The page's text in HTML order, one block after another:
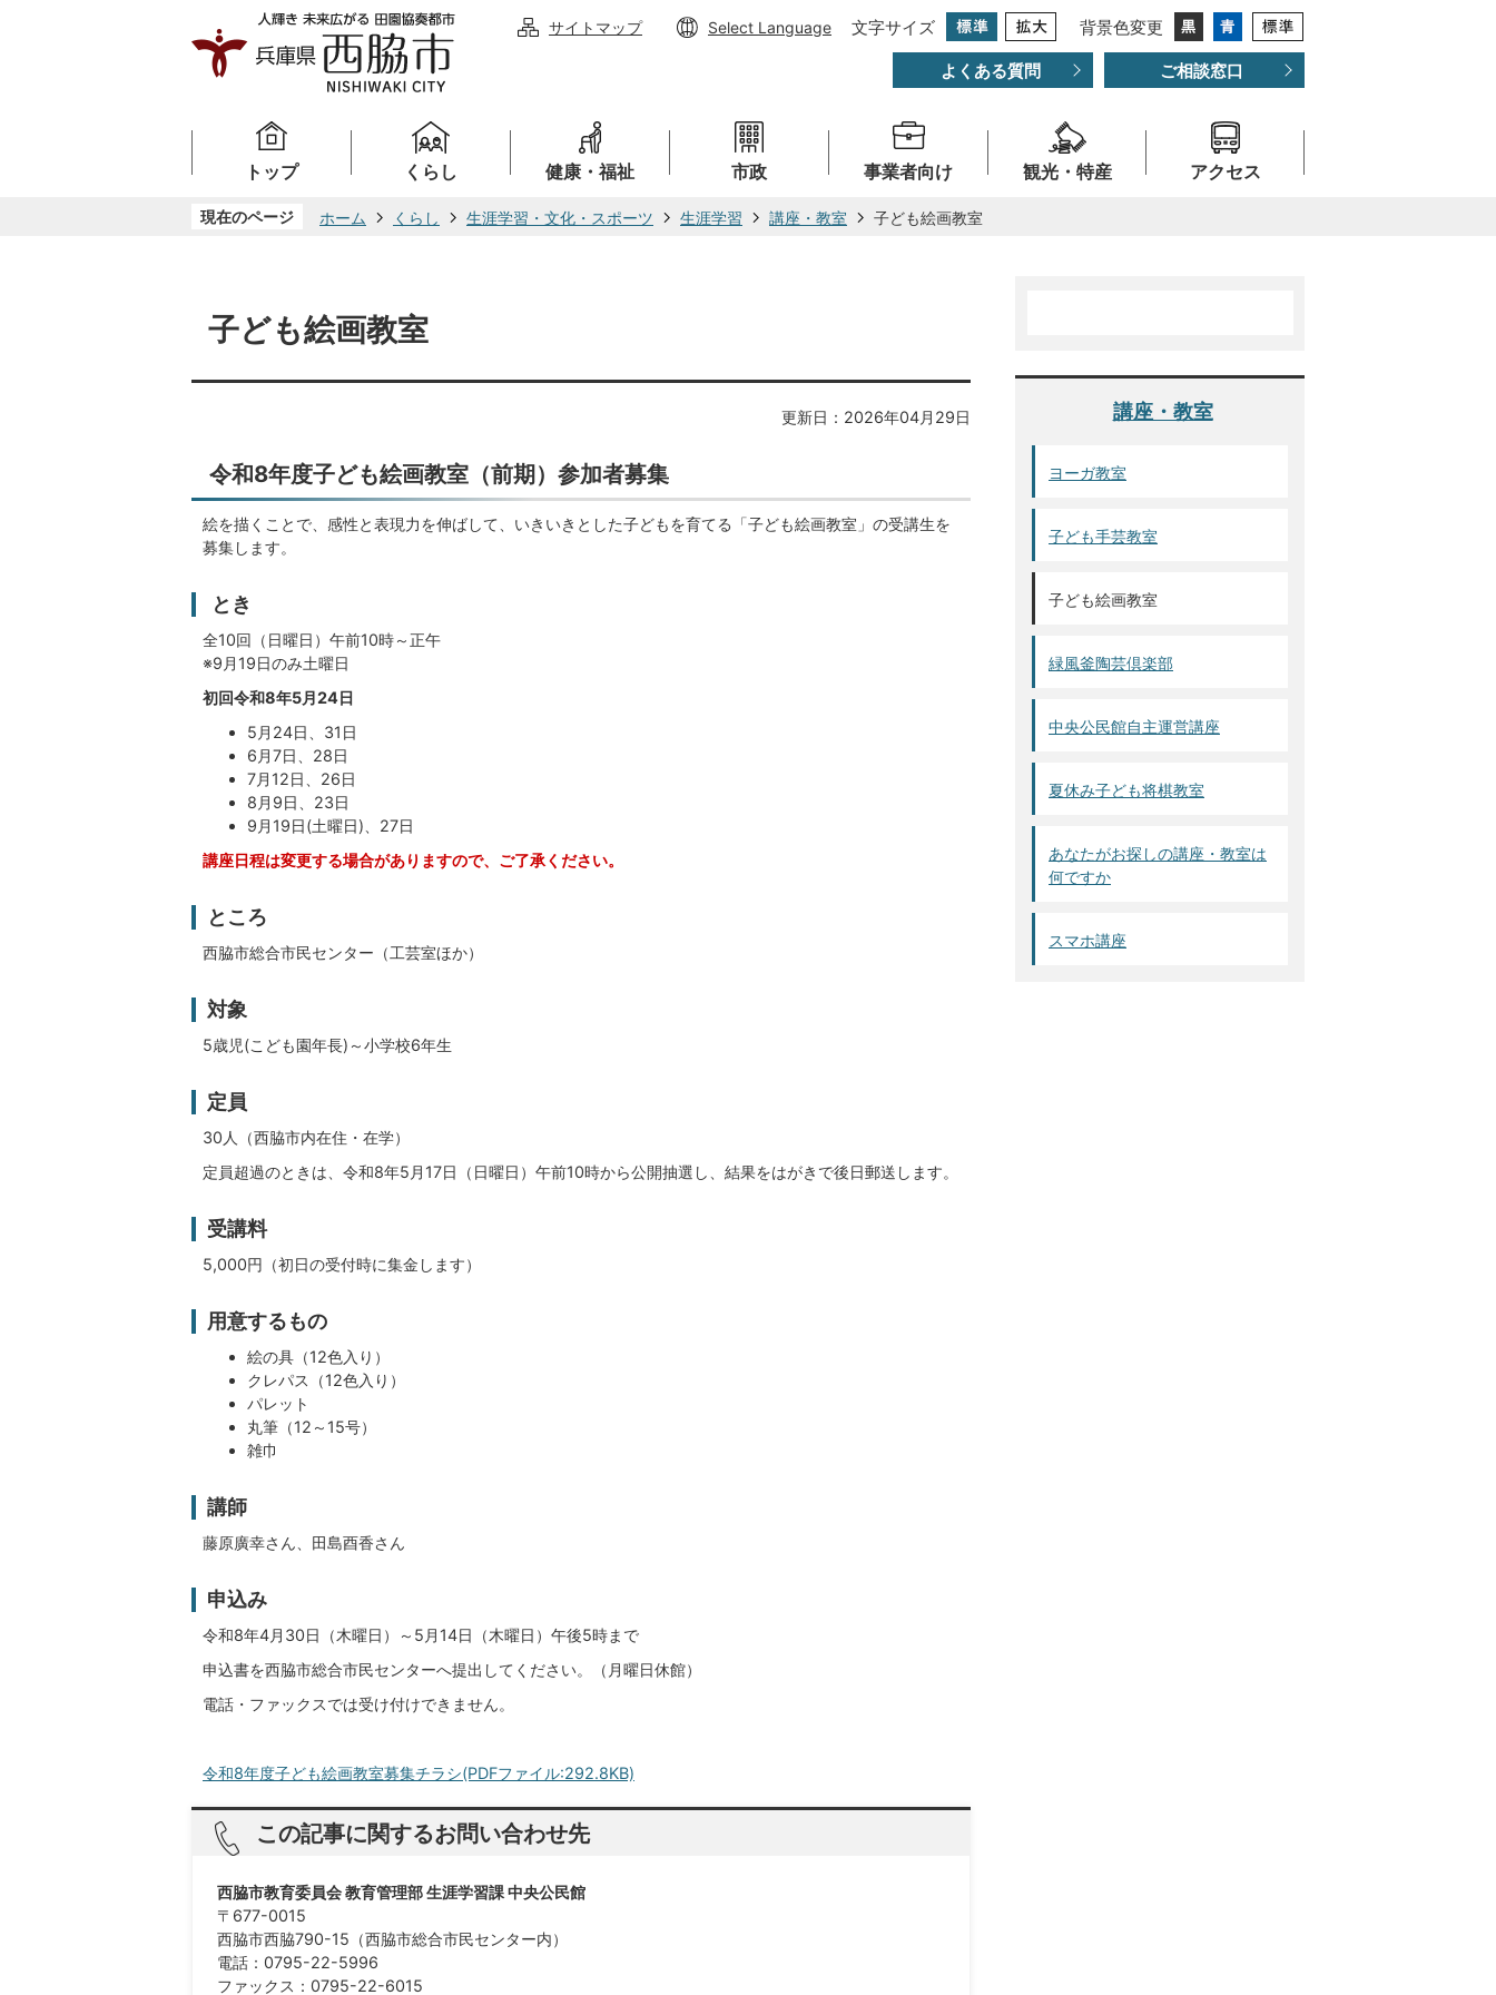
サイトマップ Select Language 文字サイズ 背景色変更
よくある質問 ご相談窓口
トップ くらし 健康・福祉 市政 事業者向け 観光・特産 アクセス
現在のページ ホーム くらし 生涯学習・文化・スポーツ 生涯学習 講座・教室 子ども絵画教室
子ども絵画教室
更新日：2026年04月29日
令和8年度子ども絵画教室（前期）参加者募集
絵を描くことで、感性と表現力を伸ばして、いきいきとした子どもを育てる「子ども絵画教室」の受講生を
募集します。
とき
全10回（日曜日）午前10時～正午
※9月19日のみ土曜日
初回令和8年5月24日
5月24日、31日
6月7日、28日
7月12日、26日
8月9日、23日
9月19日(土曜日)、27日
講座日程は変更する場合がありますので、ご了承ください。
ところ
西脇市総合市民センター（工芸室ほか）
対象
5歳児(こども園年長)～小学校6年生
定員
30人（西脇市内在住・在学）
定員超過のときは、令和8年5月17日（日曜日）午前10時から公開抽選し、結果をはがきで後日郵送します。
受講料
5,000円（初日の受付時に集金します）
用意するもの
絵の具（12色入り）
クレパス（12色入り）
パレット
丸筆（12～15号）
雑巾
講師
藤原廣幸さん、田島酉香さん
申込み
令和8年4月30日（木曜日）～5月14日（木曜日）午後5時まで
申込書を西脇市総合市民センターへ提出してください。（月曜日休館）
電話・ファックスでは受け付けできません。
令和8年度子ども絵画教室募集チラシ(PDFファイル:292.8KB)
この記事に関するお問い合わせ先
西脇市教育委員会 教育管理部 生涯学習課 中央公民館
〒677-0015
西脇市西脇790-15（西脇市総合市民センター内）
電話：0795-22-5996
ファックス：0795-22-6015
講座・教室
ヨーガ教室
子ども手芸教室
子ども絵画教室
緑風釜陶芸倶楽部
中央公民館自主運営講座
夏休み子ども将棋教室
あなたがお探しの講座・教室は
何ですか
スマホ講座